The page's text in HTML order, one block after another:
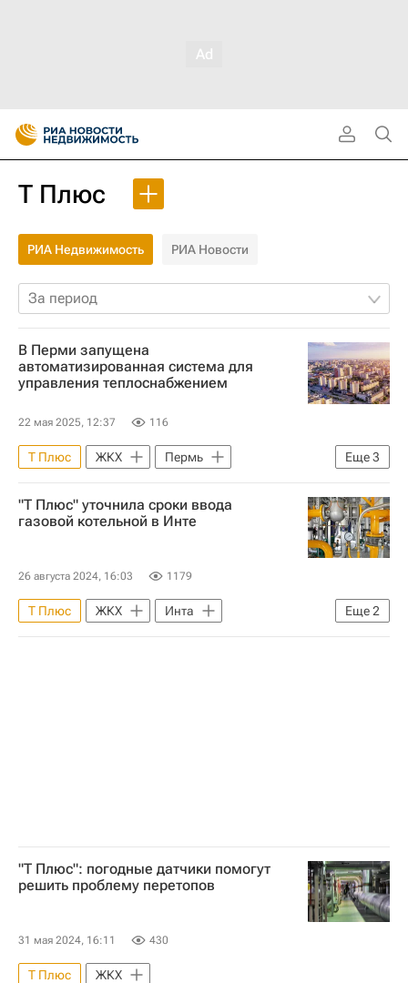
Т Плюс
РИА Недвижимость РИА Новости
За период
В Перми запущена
автоматизированная система для
управления теплоснабжением
22 мая 2025, 12:37 116
Еще3
Т Плюс ЖКХ
Пермь
Пермский край
Москва
"Т Плюс" уточнила сроки ввода
газовой котельной в Инте
26 августа 2024, 16:03 1179
Еще2
Т Плюс ЖКХ
Инта
Республика Коми
Владимир Уйба
"Т Плюс": погодные датчики помогут
решить проблему перетопов
31 мая 2024, 16:11 430
Т Плюс ЖКХ